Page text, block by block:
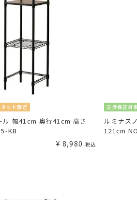
ネット限定
ル 幅41cm 奥行41cm 高さ
KB
¥ 8,980 税込
交換保証対
ルミナス
121cm